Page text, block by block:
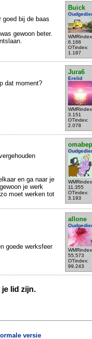
Buick
6.166
OTindex:
1.187
goed bij de baas
gewoon beter.
Jura6
Erelid
3.151
OTindex:
2.078
dat moment?
omabep
11.355
OTindex:
3.193
en ga naar je
je werk
moet werken tot
allone
55.573
OTindex:
99.243
goede werksfeer
lid zijn.
versie